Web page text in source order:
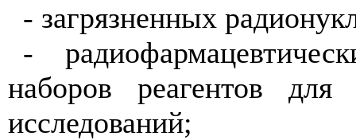
- загрязненных
-
наборов реагентов для
исследований;